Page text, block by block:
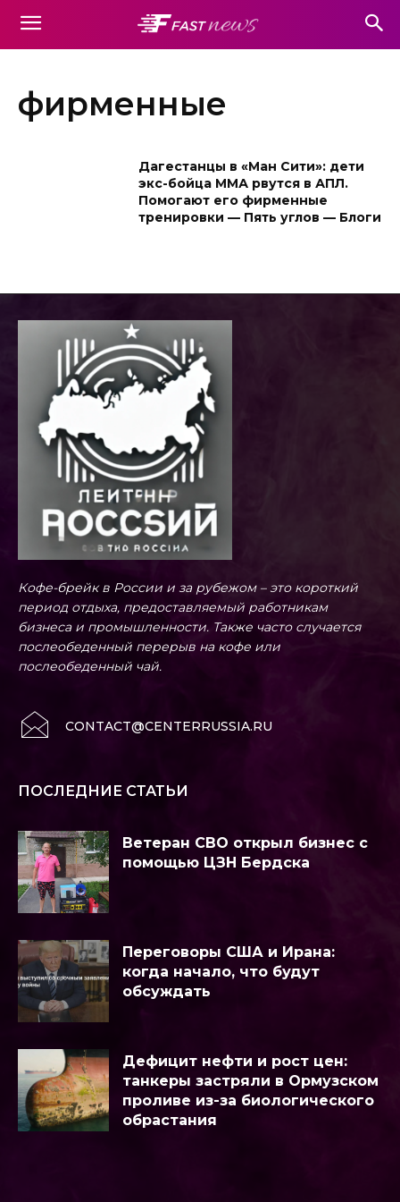
фирменные
Дагестанцы в «Ман Сити»: дети
экс-бойца ММА рвутся в АПЛ.
Помогают его фирменные
тренировки — Пять углов — Блоги
Кофе-брейк в России и за рубежом – это короткий
период отдыха, предоставляемый работникам
бизнеса и промышленности. Также часто случается
послеобеденный перерыв на кофе или
послеобеденный чай.
CONTACT@CENTERRUSSIA.RU
ПОСЛЕДНИЕ СТАТЬИ
Ветеран СВО открыл бизнес с
помощью ЦЗН Бердска
Переговоры США и Ирана:
когда начало, что будут
обсуждать
Дефицит нефти и рост цен:
танкеры застряли в Ормузском
проливе из-за биологического
обрастания